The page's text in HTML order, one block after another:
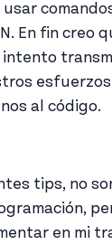
En fin creo
intento
esfuerzos
al código.
tips, no
en mi